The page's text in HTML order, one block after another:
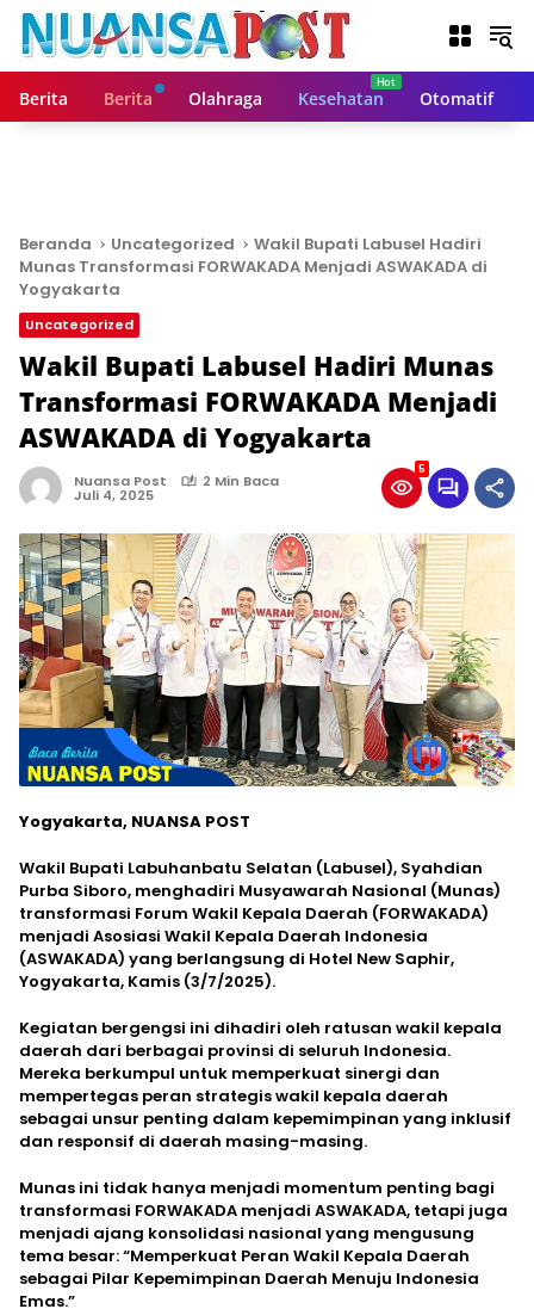
Berita Berita Olahraga Kesehatan Otomatif
Beranda Uncategorized
Wakil Bupati Labusel Hadiri
Munas Transformasi FORWAKADA Menjadi ASWAKADA di
Yogyakarta
Uncategorized
Wakil Bupati Labusel Hadiri Munas
Transformasi FORWAKADA Menjadi
ASWAKADA di Yogyakarta
Nuansa Post 2 Min Baca
Juli 4, 2025
5
Yogyakarta, NUANSA POST
Wakil Bupati Labuhanbatu Selatan (Labusel), Syahdian
Purba Siboro, menghadiri Musyawarah Nasional (Munas)
transformasi Forum Wakil Kepala Daerah (FORWAKADA)
menjadi Asosiasi Wakil Kepala Daerah Indonesia
(ASWAKADA) yang berlangsung di Hotel New Saphir,
Yogyakarta, Kamis (3/7/2025).
Kegiatan bergengsi ini dihadiri oleh ratusan wakil kepala
daerah dari berbagai provinsi di seluruh Indonesia.
Mereka berkumpul untuk memperkuat sinergi dan
mempertegas peran strategis wakil kepala daerah
sebagai unsur penting dalam kepemimpinan yang inklusif
dan responsif di daerah masing-masing.
Munas ini tidak hanya menjadi momentum penting bagi
transformasi FORWAKADA menjadi ASWAKADA, tetapi juga
menjadi ajang konsolidasi nasional yang mengusung
tema besar: “Memperkuat Peran Wakil Kepala Daerah
sebagai Pilar Kepemimpinan Daerah Menuju Indonesia
Emas.”